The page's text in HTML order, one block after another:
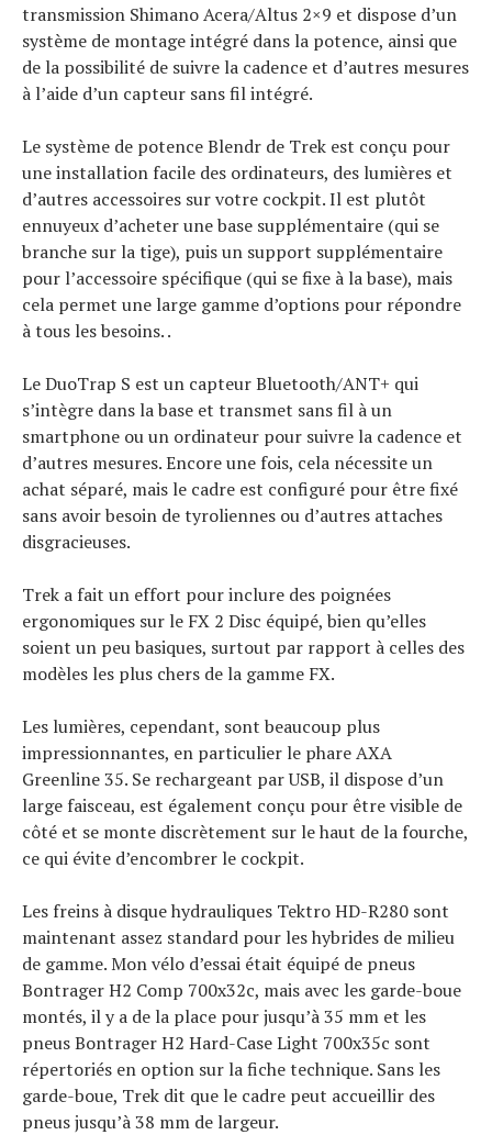
transmission Shimano Acera/Altus 2×9 et dispose d’un
système de montage intégré dans la potence, ainsi que
de la possibilité de suivre la cadence et d’autres mesures
à l’aide d’un capteur sans fil intégré.
Le système de potence Blendr de Trek est conçu pour
une installation facile des ordinateurs, des lumières et
d’autres accessoires sur votre cockpit. Il est plutôt
ennuyeux d’acheter une base supplémentaire (qui se
branche sur la tige), puis un support supplémentaire
pour l’accessoire spécifique (qui se fixe à la base), mais
cela permet une large gamme d’options pour répondre
à tous les besoins. .
Le DuoTrap S est un capteur Bluetooth/ANT+ qui
s’intègre dans la base et transmet sans fil à un
smartphone ou un ordinateur pour suivre la cadence et
d’autres mesures. Encore une fois, cela nécessite un
achat séparé, mais le cadre est configuré pour être fixé
sans avoir besoin de tyroliennes ou d’autres attaches
disgracieuses.
Trek a fait un effort pour inclure des poignées
ergonomiques sur le FX 2 Disc équipé, bien qu’elles
soient un peu basiques, surtout par rapport à celles des
modèles les plus chers de la gamme FX.
Les lumières, cependant, sont beaucoup plus
impressionnantes, en particulier le phare AXA
Greenline 35. Se rechargeant par USB, il dispose d’un
large faisceau, est également conçu pour être visible de
côté et se monte discrètement sur le haut de la fourche,
ce qui évite d’encombrer le cockpit.
Les freins à disque hydrauliques Tektro HD-R280 sont
maintenant assez standard pour les hybrides de milieu
de gamme. Mon vélo d’essai était équipé de pneus
Bontrager H2 Comp 700x32c, mais avec les garde-boue
montés, il y a de la place pour jusqu’à 35 mm et les
pneus Bontrager H2 Hard-Case Light 700x35c sont
répertoriés en option sur la fiche technique. Sans les
garde-boue, Trek dit que le cadre peut accueillir des
pneus jusqu’à 38 mm de largeur.